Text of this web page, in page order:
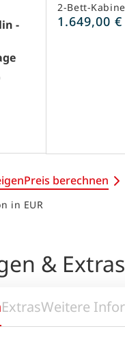
-
2-Bett-Kabine
1.649,00 €
Preis berechnen
in EUR
& Extras
ExtrasWeitere